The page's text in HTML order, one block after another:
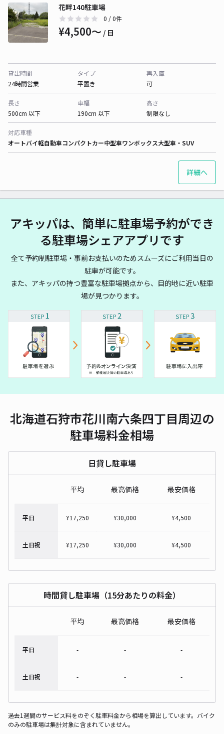
花畔140駐車場
0 / 0件
¥4,500〜 / 日
貸出時間
24時間営業
タイプ
平置き
再入庫
可
長さ
500cm 以下
車幅
190cm 以下
高さ
制限なし
対応車種
オートバイ軽自動車コンパクトカー中型車ワンボックス大型車・SUV
詳細へ
アキッパは、簡単に駐車場予約ができ
る駐車場シェアアプリです
全て予約制駐車場・事前お支払いのためスムーズにご利用当日の
駐車が可能です。
また、アキッパの持つ豊富な駐車場拠点から、目的地に近い駐車
場が見つかります。
北海道石狩市花川南六条四丁目周辺の
駐車場料金相場
日貸し駐車場
平均 最高価格 最安価格
平日 ¥17,250 ¥30,000 ¥4,500
土日祝 ¥17,250 ¥30,000 ¥4,500
時間貸し駐車場（15分あたりの料金）
平均 最高価格 最安価格
平日 - - -
土日祝 - - -
過去1週間のサービス料をのぞく駐車料金から相場を算出しています。バイク
のみの駐車場は集計対象に含まれていません。